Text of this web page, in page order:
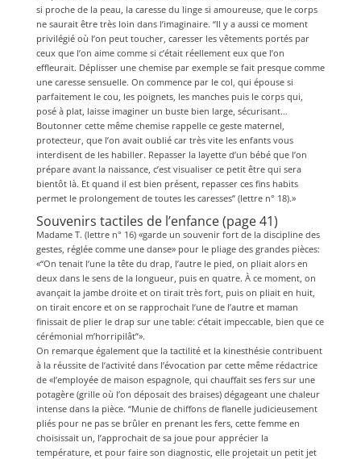
si proche de la peau, la caresse du linge si amoureuse, que le corps
ne saurait être très loin dans l’imaginaire. “Il y a aussi ce moment
privilégié où l’on peut toucher, caresser les vêtements portés par
ceux que l’on aime comme si c’était réellement eux que l’on
effleurait. Déplisser une chemise par exemple se fait presque comme
une caresse sensuelle. On commence par le col, qui épouse si
parfaitement le cou, les poignets, les manches puis le corps qui,
posé à plat, laisse imaginer un buste bien large, sécurisant…
Boutonner cette même chemise rappelle ce geste maternel,
protecteur, que l’on avait oublié car très vite les enfants vous
interdisent de les habiller. Repasser la layette d’un bébé que l’on
prépare avant la naissance, c’est visualiser ce petit être qui sera
bientôt là. Et quand il est bien présent, repasser ces fins habits
permet le prolongement de toutes les caresses” (lettre n° 18).»
Souvenirs tactiles de l’enfance (page 41)
Madame T. (lettre n° 16) «garde un souvenir fort de la discipline des
gestes, réglée comme une danse» pour le pliage des grandes pièces:
«“On tenait l’une la tête du drap, l’autre le pied, on pliait alors en
deux dans le sens de la longueur, puis en quatre. À ce moment, on
avançait la jambe droite et on tirait très fort, puis on pliait en huit,
on tirait encore et on se rapprochait l’une de l’autre et maman
finissait de plier le drap sur une table: c’était impeccable, bien que ce
cérémonial m’horripilât”».
On remarque également que la tactilité et la kinesthésie contribuent
à la réussite de l’activité dans l’évocation par cette même rédactrice
de «l’employée de maison espagnole, qui chauffait ses fers sur une
potagère (grille où l’on déposait des braises) dégageant une chaleur
intense dans la pièce. “Munie de chiffons de flanelle judicieusement
pliés pour ne pas se brûler en prenant les fers, cette femme en
choisissait un, l’approchait de sa joue pour apprécier la
température, et pour faire son diagnostic, elle projetait un petit jet